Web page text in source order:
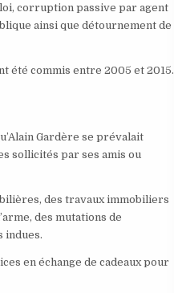
corruption passive par agent
ainsi que détournement de
été commis entre 2005 et 2015.
Gardère se prévalait
sollicités par ses amis ou
des travaux immobiliers
des mutations de
indues.
en échange de cadeaux pour